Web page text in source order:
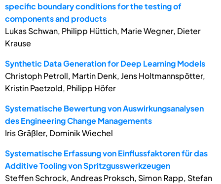
specific boundary conditions for the testing of
components and products
Lukas Schwan, Philipp Hüttich, Marie Wegner, Dieter
Krause
Synthetic Data Generation for Deep Learning Models
Christoph Petroll, Martin Denk, Jens Holtmannspötter,
Kristin Paetzold, Philipp Höfer
Systematische Bewertung von Auswirkungsanalysen
des Engineering Change Managements
Iris Gräßler, Dominik Wiechel
Systematische Erfassung von Einflussfaktoren für das
Additive Tooling von Spritzgusswerkzeugen
Steffen Schrock, Andreas Proksch, Simon Rapp, Stefan